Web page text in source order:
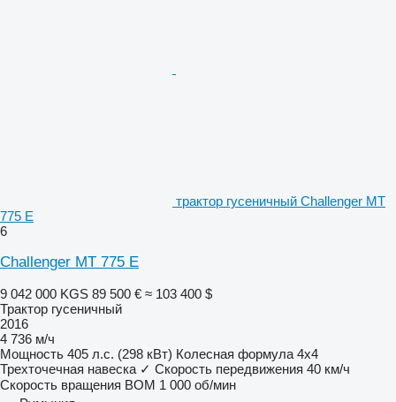
трактор гусеничный Challenger MT
775 E
6
Challenger MT 775 E
9 042 000 KGS 89 500 € ≈ 103 400 $
Трактор гусеничный
2016
4 736 м/ч
Мощность 405 л.с. (298 кВт) Колесная формула 4x4
Трехточечная навеска ✓ Скорость передвижения 40 км/ч
Скорость вращения ВОМ 1 000 об/мин